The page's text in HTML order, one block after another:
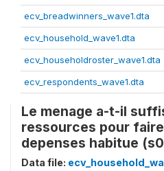
ecv_breadwinners_wave1.dta
ecv_household_wave1.dta
ecv_householdroster_wave1.dta
ecv_respondents_wave1.dta
Le menage a-t-il
ressources pour
depenses habitue
Data file: